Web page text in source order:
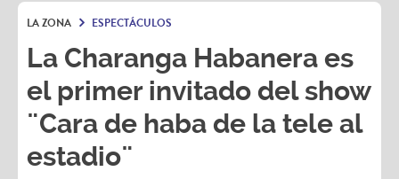
LA ZONA ESPECTÁCULOS
La Charanga Habanera es
el primer invitado del show
¨Cara de haba de la tele al
estadio¨